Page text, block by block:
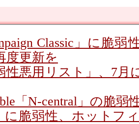
Classic」に脆
度更新を
性悪用リスト」、7月
「N-central」の脆弱
に脆弱性、ホットフ